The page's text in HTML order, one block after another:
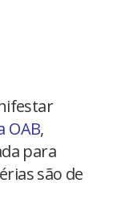
OAB,
para
são de